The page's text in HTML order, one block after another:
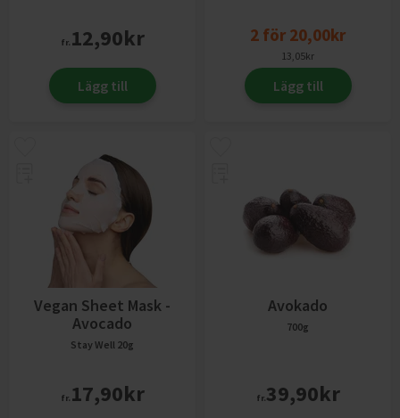
fr. 12,90kr
Lägg till
2 för 20,00kr
13,05kr
Lägg till
Vegan Sheet Mask -
Avocado
Stay Well 20g
fr. 17,90kr
Avokado
700g
fr.39,90kr